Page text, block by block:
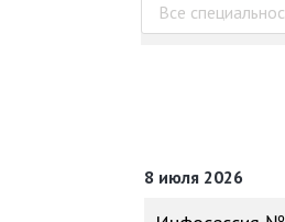
Все
8 июля 2026